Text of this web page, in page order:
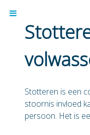
Stotteren is een
stoornis invloed
persoon. Het is